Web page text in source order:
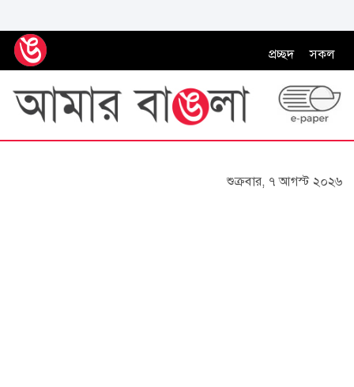
প্রচ্ছদ সকল
শুক্রবার, ৭ আগস্ট ২০২৬